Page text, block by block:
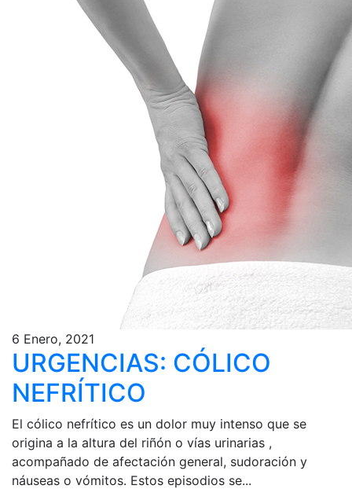
6 Enero, 2021
URGENCIAS: CÓLICO
NEFRÍTICO
El cólico nefrítico es un dolor muy intenso que se
origina a la altura del riñón o vías urinarias ,
acompañado de afectación general, sudoración y
náuseas o vómitos. Estos episodios se...